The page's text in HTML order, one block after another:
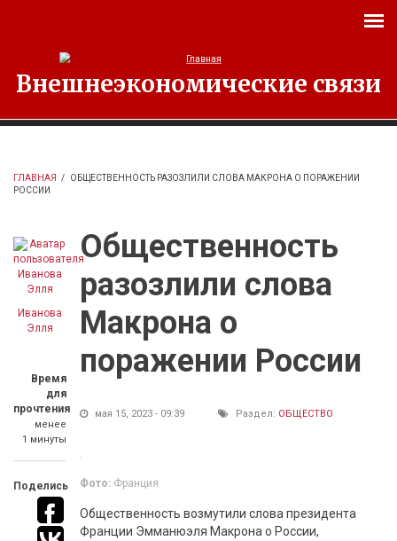
Внешнеэкономические связи
ГЛАВНАЯ /
ОБЩЕСТВЕННОСТЬ РАЗОЗЛИЛИ СЛОВА МАКРОНА О ПОРАЖЕНИИ
РОССИИ
Иванова
Элля
Время
для
прочтения
менее
1 минуты
Поделись
Общественность
разозлили слова
Макрона о
поражении России
мая 15, 2023 - 09:39 Раздел: ОБЩЕСТВО
Фото: Франция
Общественность возмутили слова президента
Франции Эмманюэля Макрона о России,